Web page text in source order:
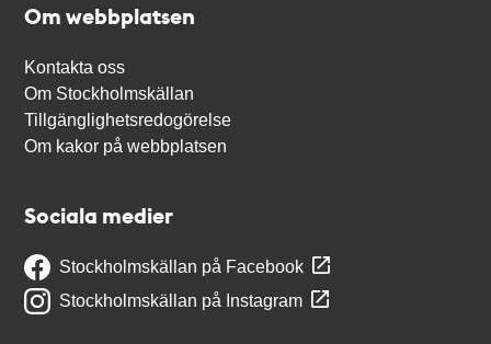
Om webbplatsen
Kontakta oss
Om Stockholmskällan
Tillgänglighetsredogörelse
Om kakor på webbplatsen
Sociala medier
Stockholmskällan på Facebook
Stockholmskällan på Instagram